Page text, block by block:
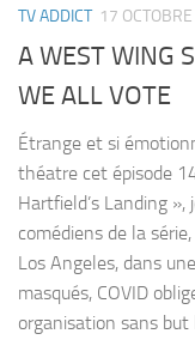
TV ADDICT 17
A WEST WING
WE ALL VOTE
Étrange et si
théatre cet épisode
Hartfield’s Landing
comédiens de la
Los Angeles, dans
masqués, COVID
organisation sans but